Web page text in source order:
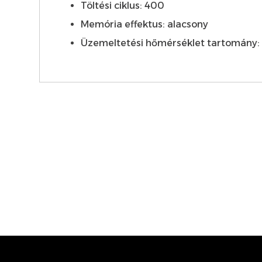
Töltési ciklus: 400
Memória effektus: alacsony
Üzemeltetési hőmérséklet